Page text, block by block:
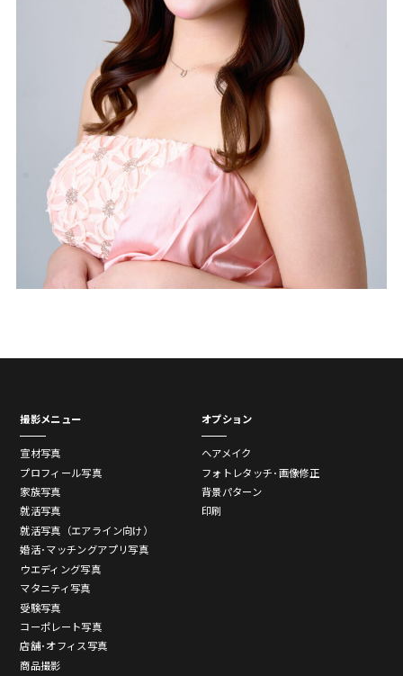
撮影メニュー
宣材写真
プロフィール写真
家族写真
就活写真
就活写真（エアライン向け）
婚活･マッチングアプリ写真
ウエディング写真
マタニティ写真
受験写真
コーポレート写真
店舗･オフィス写真
商品撮影
オプション
ヘアメイク
フォトレタッチ･画像修正
背景パターン
印刷